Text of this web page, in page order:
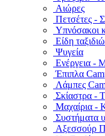
Αιώρες
Πετσέτες -
Υπνόσακοι
Είδη
Ψυγεία
Ενέργεια -
Έπιπλα
Λάμπες
Σκίαστρα -
Μαχαίρια -
Συστήματα
Αξεσσούρ